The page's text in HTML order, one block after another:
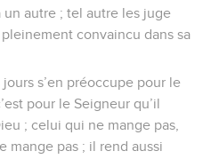
autre ; tel autre les juge
convaincu dans sa
s’en préoccupe pour le
pour le Seigneur qu’il
; celui qui ne mange pas,
mange pas ; il rend aussi